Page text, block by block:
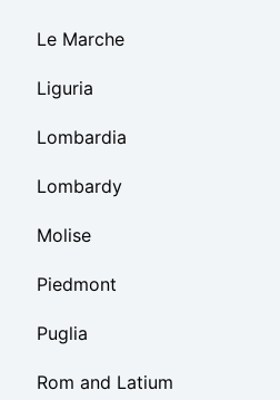
Le Marche
Liguria
Lombardia
Lombardy
Molise
Piedmont
Puglia
Rom and Latium